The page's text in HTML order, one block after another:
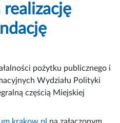
realizację
pożytku publicznego i
Wydziału Polityki
częścią Miejskiej
na załączonym